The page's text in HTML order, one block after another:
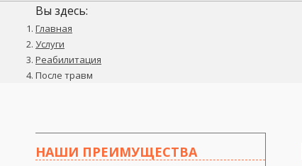
Вы здесь:
Главная
Услуги
Реабилитация
После травм
НАШИ ПРЕИМУЩЕСТВА